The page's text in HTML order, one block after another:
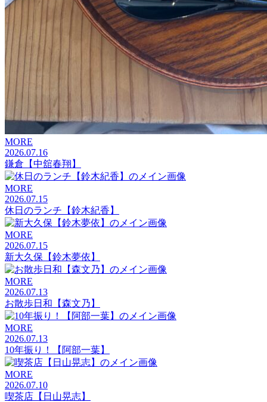
MORE
2026.07.16
鎌倉【中舘春翔】
MORE
2026.07.15
休日のランチ【鈴木紀香】
MORE
2026.07.15
新大久保【鈴木夢依】
MORE
2026.07.13
お散歩日和【森文乃】
MORE
2026.07.13
10年振り！【阿部一葉】
MORE
2026.07.10
喫茶店【日山晃志】